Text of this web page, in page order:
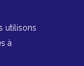
utilisons
à